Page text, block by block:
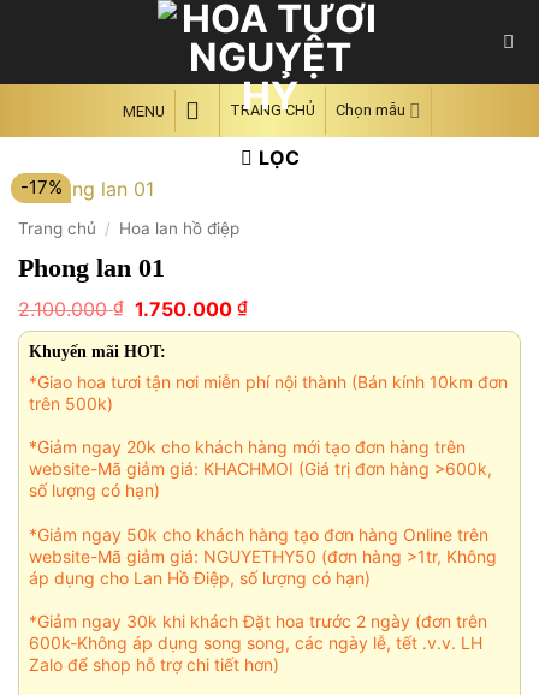
MENU TRANG CHỦ Chọn mẫu
LỌC
-17%
Trang chủ / Hoa lan hồ điệp
Phong lan 01
2.100.000₫ Giá
gốc
là:
2.100.000 ₫.
1.750.000 ₫Giá
hiện
1.750.000 ₫.
Khuyến mãi HOT:
*Giao hoa tươi tận nơi miễn phí nội thành (Bán kính 10km đơn
trên 500k)
*Giảm ngay 20k cho khách hàng mới tạo đơn hàng trên
website-Mã giảm giá: KHACHMOI (Giá trị đơn hàng >600k,
số lượng có hạn)
*Giảm ngay 50k cho khách hàng tạo đơn hàng Online trên
website-Mã giảm giá: NGUYETHY50 (đơn hàng >1tr, Không
áp dụng cho Lan Hồ Điệp, số lượng có hạn)
*Giảm ngay 30k khi khách Đặt hoa trước 2 ngày (đơn trên
600k-Không áp dụng song song, các ngày lễ, tết .v.v. LH
Zalo để shop hỗ trợ chi tiết hơn)